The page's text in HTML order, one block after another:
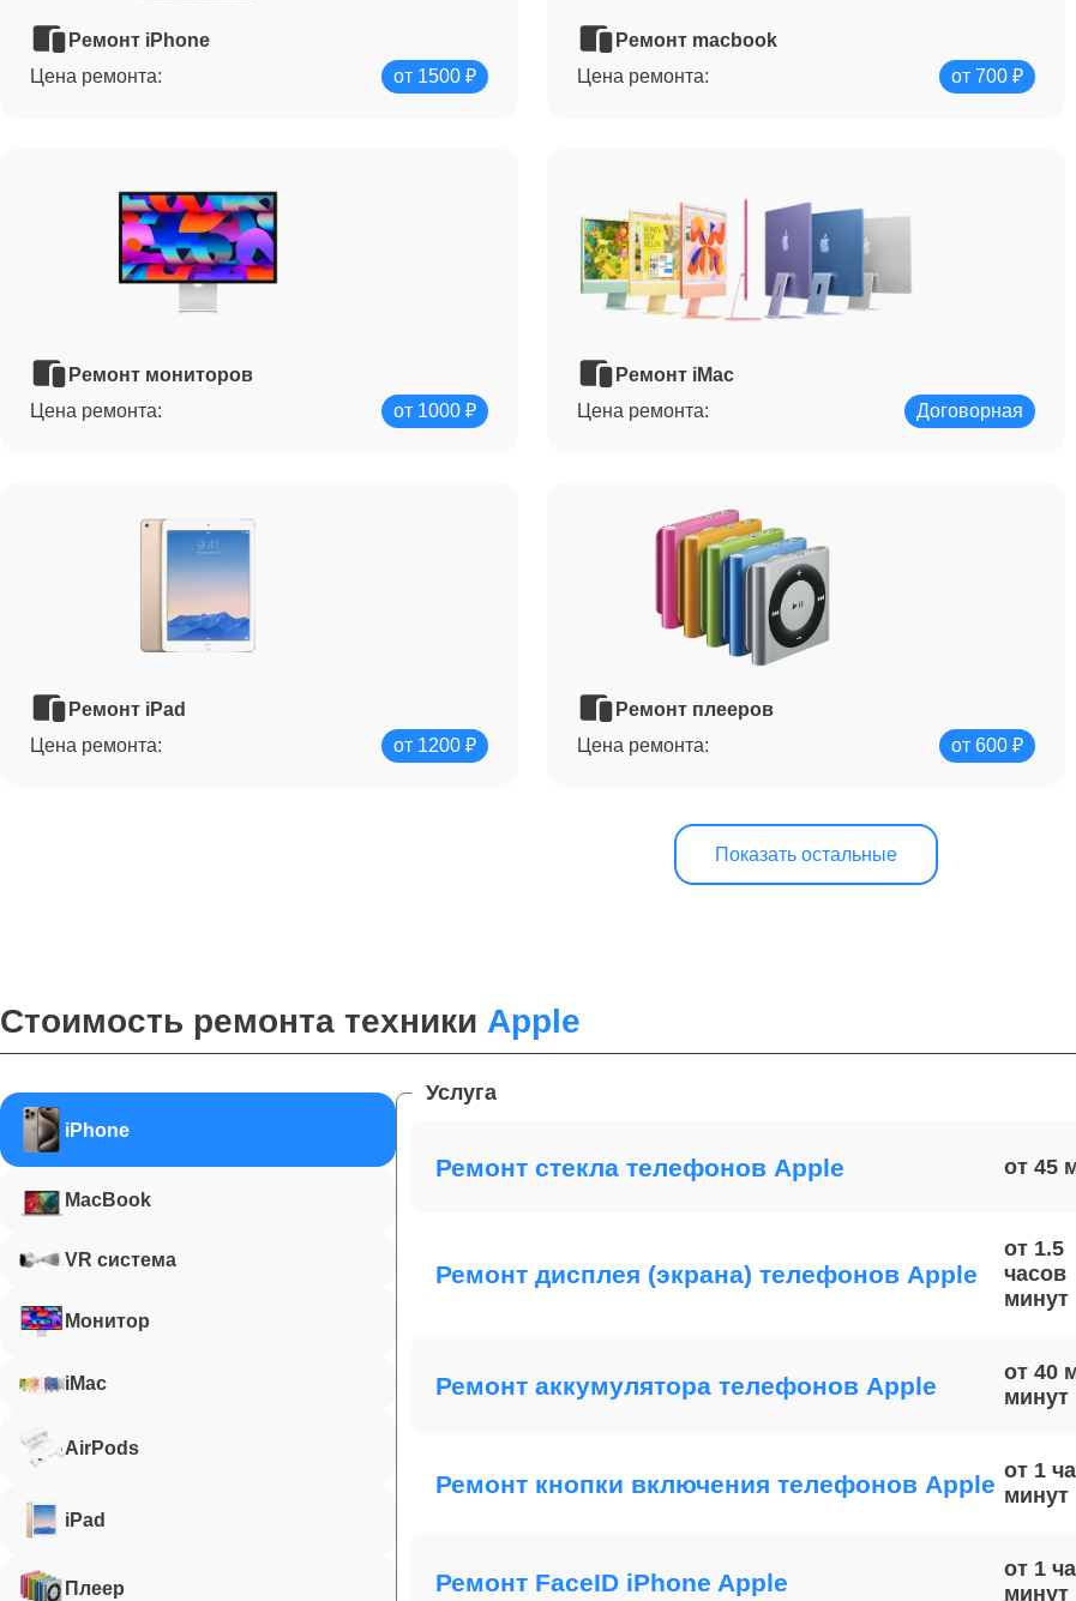
Ремонт iPhone
Цена ремонта:
от 1500 ₽
Ремонт macbook
Цена ремонта:
от 700 ₽
Ремонт мониторов
Цена ремонта:
от 1000 ₽
Ремонт iMac
Цена ремонта:
Договорная
Ремонт iPad
Цена ремонта:
от 1200 ₽
Ремонт плееров
Цена ремонта:
от 600 ₽
Показать остальные
Стоимость ремонта техники Apple
iPhone
MacBook
VR система
Монитор
iMac
AirPods
iPad
Плеер
Услуга
Ремонт стекла телефонов Apple от 45
Ремонт дисплея (экрана) телефонов Apple
от 1.5
часов
Ремонт аккумулятора телефонов Apple от 40
Ремонт кнопки включения телефонов Apple от 1
Ремонт FaceID iPhone Apple от 1